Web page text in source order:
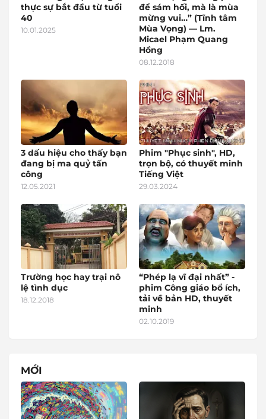
thực sự bắt đầu từ tuổi
40
10.01.2025
để sám hối, mà là mùa
mừng vui…” (Tĩnh tâm
Mùa Vọng) — Lm.
Micael Phạm Quang
Hồng
08.12.2018
3 dấu hiệu cho thấy bạn
đang bị ma quỷ tấn
công
12.05.2021
Phim "Phục sinh", HD,
trọn bộ, có thuyết minh
Tiếng Việt
29.03.2024
Trường học hay trại nô
lệ tình dục
18.12.2018
“Phép lạ vĩ đại nhất” -
phim Công giáo bổ ích,
tải về bản HD, thuyết
minh
02.10.2019
MỚI